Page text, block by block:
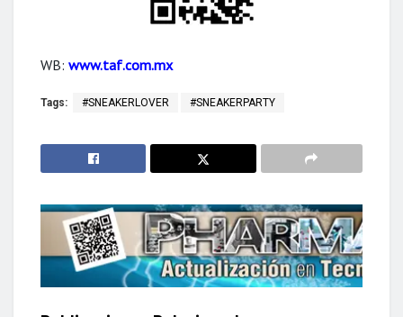
WB: www.taf.com.mx
Tags: #SNEAKERLOVER #SNEAKERPARTY